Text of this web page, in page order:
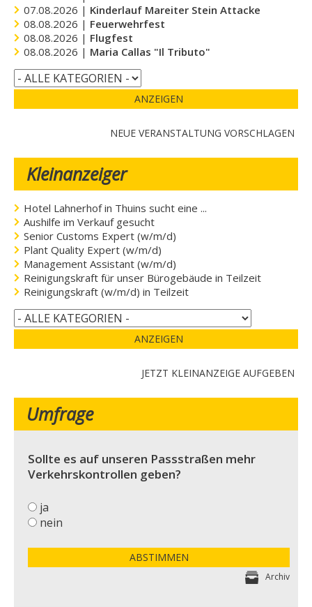
07.08.2026 | Kinderlauf Mareiter Stein Attacke
08.08.2026 | Feuerwehrfest
08.08.2026 | Flugfest
08.08.2026 | Maria Callas "Il Tributo"
ANZEIGEN
NEUE VERANSTALTUNG VORSCHLAGEN
Kleinanzeiger
Hotel Lahnerhof in Thuins sucht eine ...
Aushilfe im Verkauf gesucht
Senior Customs Expert (w/m/d)
Plant Quality Expert (w/m/d)
Management Assistant (w/m/d)
Reinigungskraft für unser Bürogebäude in Teilzeit
Reinigungskraft (w/m/d) in Teilzeit
ANZEIGEN
JETZT KLEINANZEIGE AUFGEBEN
Umfrage
Sollte es auf unseren Passstraßen mehr
Verkehrskontrollen geben?
ja
nein
ABSTIMMEN
Archiv